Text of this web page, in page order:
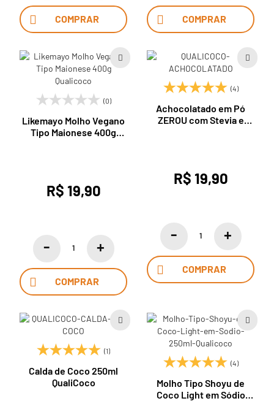
COMPRAR COMPRAR
(0)
Likemayo Molho Vegano
Tipo Maionese 400g
R$ 19,90
COMPRAR
(4)
Achocolatado em Pó
ZEROU com Stevia e
R$ 19,90
COMPRAR
(1)
Calda de Coco 250ml
QualiCoco
(4)
Molho Tipo Shoyu de
Coco Light em Sódio